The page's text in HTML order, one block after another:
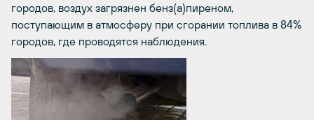
городов, воздух загрязнен бенз(а)пиреном,
поступающим в атмосферу при сгорании топлива в 84%
городов, где проводятся наблюдения.